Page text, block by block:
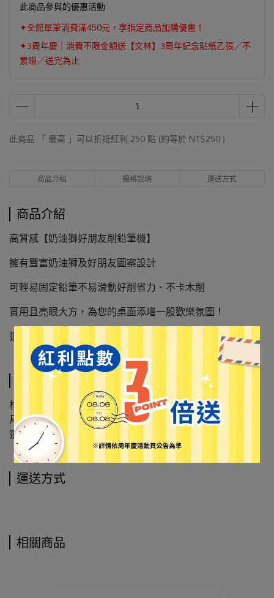
此商品參與的優惠活動
✦全館單筆消費滿450元，享指定商品加購優惠！
✦3周年慶｜消費不限金額送【文林】3周年紀念貼紙乙張／不
累贈／送完為止
此商品 「 最高 」可以折抵紅利 250點 (約等於 NT$250)
商品介紹 規格說明 運送方式
商品介紹
高質感【奶油獅好朋友削鉛筆機】
擁有豐富奶油獅及好朋友圖案設計
可輕易固定鉛筆不易滑動好削省力、不卡木削
實用且亮眼大方，為您的桌面添增一股歡樂氛圍！
適合一般尺寸鉛筆使用
規格說明
材質：本體塑膠+刀蕊不鏽鋼+刀座碳纖維
尺寸：13.3x9x12.7cm
適合一般尺寸鉛筆使用
運送方式
相關商品